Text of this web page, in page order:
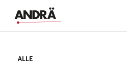
ALLE